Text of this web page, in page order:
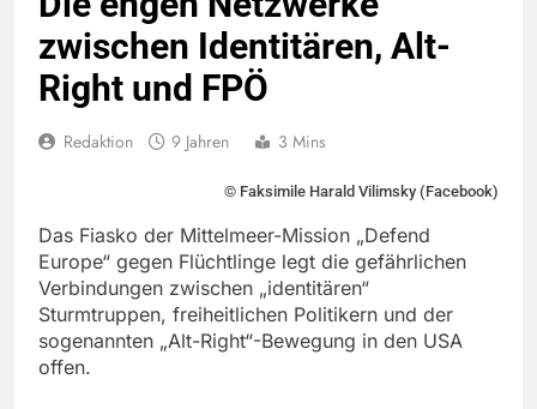
zwischen Identitären, Alt-
Right und FPÖ
Redaktion 9 Jahren 3 Mins
© Faksimile Harald Vilimsky (Facebook)
Das Fiasko der Mittelmeer-Mission „Defend
Europe“ gegen Flüchtlinge legt die gefährlichen
Verbindungen zwischen „identitären“
Sturmtruppen, freiheitlichen Politikern und der
sogenannten „Alt-Right“-Bewegung in den USA
offen.